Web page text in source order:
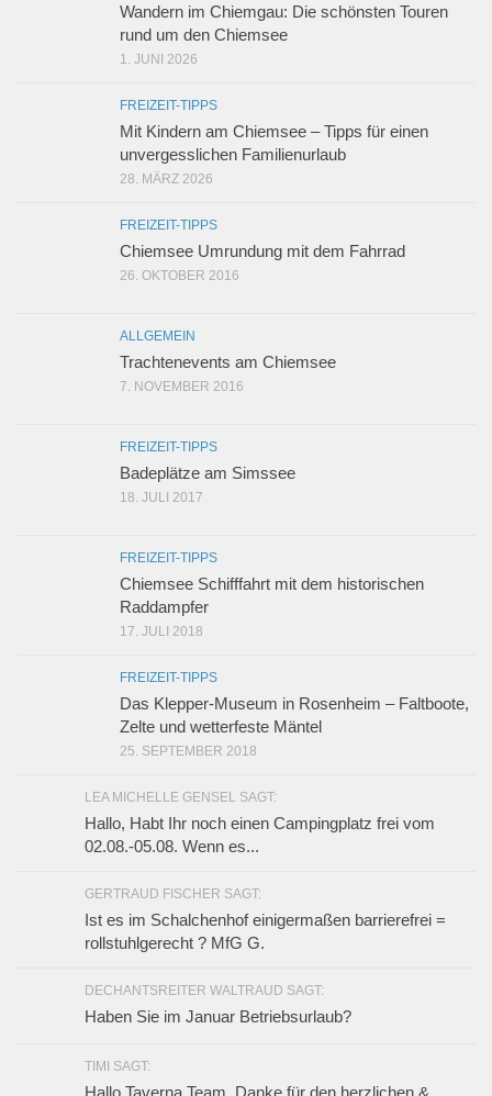
Wandern im Chiemgau: Die schönsten Touren
rund um den Chiemsee
1. JUNI 2026
FREIZEIT-TIPPS
Mit Kindern am Chiemsee – Tipps für einen
unvergesslichen Familienurlaub
28. MÄRZ 2026
FREIZEIT-TIPPS
Chiemsee Umrundung mit dem Fahrrad
26. OKTOBER 2016
ALLGEMEIN
Trachtenevents am Chiemsee
7. NOVEMBER 2016
FREIZEIT-TIPPS
Badeplätze am Simssee
18. JULI 2017
FREIZEIT-TIPPS
Chiemsee Schifffahrt mit dem historischen
Raddampfer
17. JULI 2018
FREIZEIT-TIPPS
Das Klepper-Museum in Rosenheim – Faltboote,
Zelte und wetterfeste Mäntel
25. SEPTEMBER 2018
LEA MICHELLE GENSEL SAGT:
Hallo, Habt Ihr noch einen Campingplatz frei vom
02.08.-05.08. Wenn es...
GERTRAUD FISCHER SAGT:
Ist es im Schalchenhof einigermaßen barrierefrei =
rollstuhlgerecht ? MfG G.
DECHANTSREITER WALTRAUD SAGT:
Haben Sie im Januar Betriebsurlaub?
TIMI SAGT: